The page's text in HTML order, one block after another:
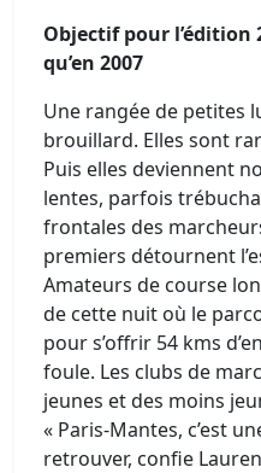
Objectif pour l’édition
qu’en 2007
Une rangée de petites
brouillard. Elles sont
Puis elles deviennent
lentes, parfois
frontales des
premiers détournent
Amateurs de course
de cette nuit où le
pour s’offrir 54 kms
foule. Les clubs de
jeunes et des moins
« Paris-Mantes, c’est
retrouver, confie